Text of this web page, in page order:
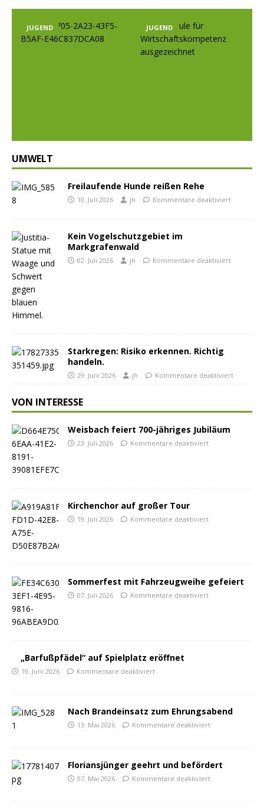
JUGEND JUGEND
UMWELT
Freilaufende Hunde reißen Rehe
10. Juli 2026 jh Kommentare deaktiviert
Kein Vogelschutzgebiet im
Markgrafenwald
02. Juli 2026 jh Kommentare deaktiviert
Starkregen: Risiko erkennen. Richtig
handeln.
29. Juni 2026 jh Kommentare deaktiviert
VON INTERESSE
Weisbach feiert 700-jähriges Jubiläum
23. Juli 2026 Kommentare deaktiviert
Kirchenchor auf großer Tour
19. Juli 2026 Kommentare deaktiviert
Sommerfest mit Fahrzeugweihe gefeiert
07. Juli 2026 Kommentare deaktiviert
„Barfußpfädel“ auf Spielplatz eröffnet
10. Juni 2026 Kommentare deaktiviert
Nach Brandeinsatz zum Ehrungsabend
13. Mai 2026 Kommentare deaktiviert
Floriansjünger geehrt und befördert
07. Mai 2026 Kommentare deaktiviert